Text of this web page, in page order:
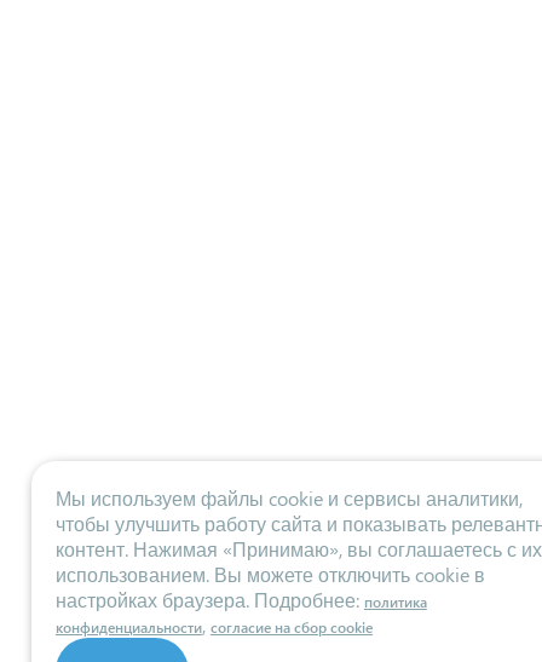
Мы используем файлы cookie и сервисы аналитики,
чтобы улучшить работу сайта и показывать
контент. Нажимая «Принимаю», вы соглашаетесь с их
использованием. Вы можете отключить cookie в
настройках браузера. Подробнее: политика
конфиденциальности, согласие на сбор cookie